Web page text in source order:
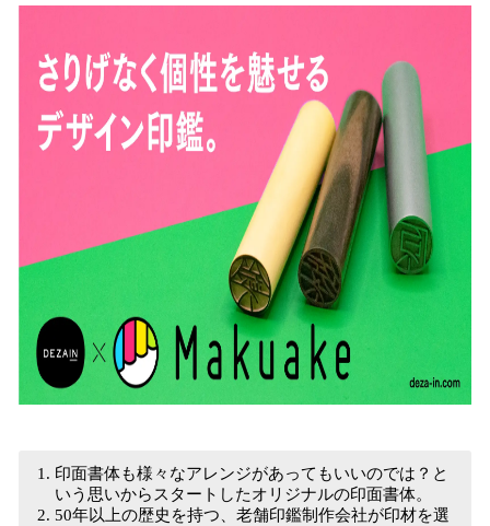
印面書体も様々なアレンジがあってもいいのでは？と
いう思いからスタートしたオリジナルの印面書体。
50年以上の歴史を持つ、老舗印鑑制作会社が印材を選